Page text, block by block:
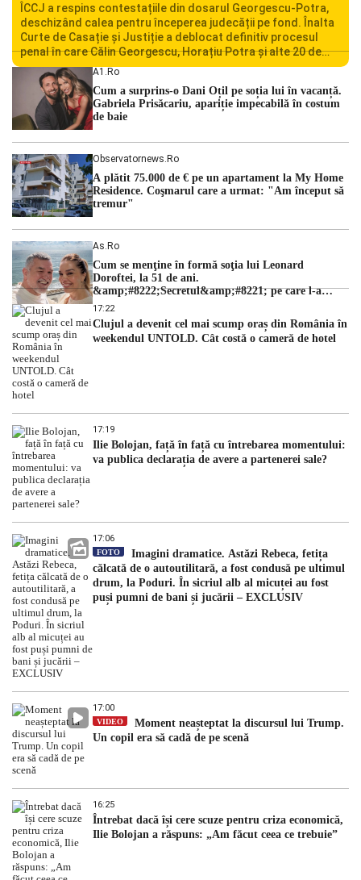
ÎCCJ a respins contestațiile din dosarul Georgescu-Potra,
deschizând calea pentru începerea judecății pe fond. Înalta
Curte de Casație și Justiție a deblocat definitiv procesul
penal în care Călin Georgescu, Horațiu Potra și alte 20 de
persoane sunt acuzați de acțiuni îndreptate împotriva
ordinii constituționale. În ședința din camera preliminară,
judecătorii de la instanța supremă au […]
A1.ro
Cum a surprins-o Dani Oțil pe soția lui în vacanță.
Gabriela Prisăcariu, apariție impecabilă în costum
de baie
Observatornews.ro
A plătit 75.000 de € pe un apartament la My Home
Residence. Coşmarul care a urmat: "Am început să
tremur"
As.ro
Cum se menţine în formă soţia lui Leonard
Doroftei, la 51 de ani.
&amp;#8222;Secretul&amp;#8221; pe care l-a
dezvăluit
17:22
Clujul a devenit cel mai scump oraș din România în
weekendul UNTOLD. Cât costă o cameră de hotel
17:19
Ilie Bolojan, față în față cu întrebarea momentului:
va publica declarația de avere a partenerei sale?
17:06
FOTO
Imagini dramatice. Astăzi Rebeca, fetița
călcată de o autoutilitară, a fost condusă pe ultimul
drum, la Poduri. În sicriul alb al micuței au fost
puși pumni de bani și jucării – EXCLUSIV
17:00
VIDEO
Moment neașteptat la discursul lui Trump.
Un copil era să cadă de pe scenă
16:25
Întrebat dacă își cere scuze pentru criza economică,
Ilie Bolojan a răspuns: „Am făcut ceea ce trebuie”